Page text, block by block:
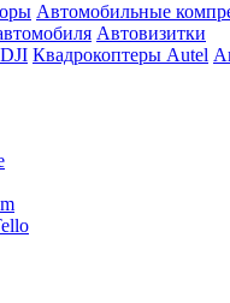
Автомобильные
Автовизитки
Квадрокоптеры Autel